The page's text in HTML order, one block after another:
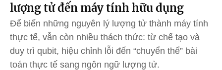
lượng tử đến máy tính hữu dụng
Để biến những nguyên lý lượng tử thành máy tính
thực tế, vẫn còn nhiều thách thức: từ chế tạo và
duy trì qubit, hiệu chỉnh lỗi đến “chuyển thể” bài
toán thực tế sang ngôn ngữ lượng tử.